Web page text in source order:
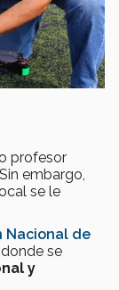
profesor
embargo,
se le
Nacional de
se
y